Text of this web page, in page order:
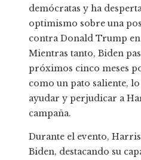
demócratas y ha
optimismo sobre una
contra Donald Trump
Mientras tanto, Biden
próximos cinco meses
como un pato saliente,
ayudar y perjudicar a
campaña.
Durante el evento,
Biden, destacando su